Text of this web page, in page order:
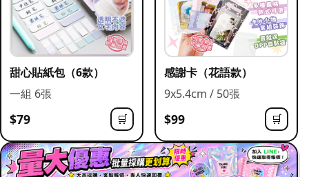
甜心貼紙包（6款）
一組 6張
$79 🛒
感謝卡（花語款）
9x5.4cm / 50張
$99 🛒